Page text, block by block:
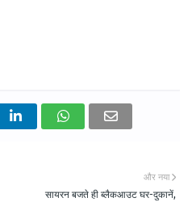
और नया
सायरन बजते ही ब्लैकआउट घर-दुकानें,